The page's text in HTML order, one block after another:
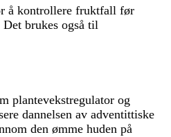
å kontrollere fruktfall før
brukes også til
plantevekstregulator og
dannelsen av adventittiske
den ømme huden på